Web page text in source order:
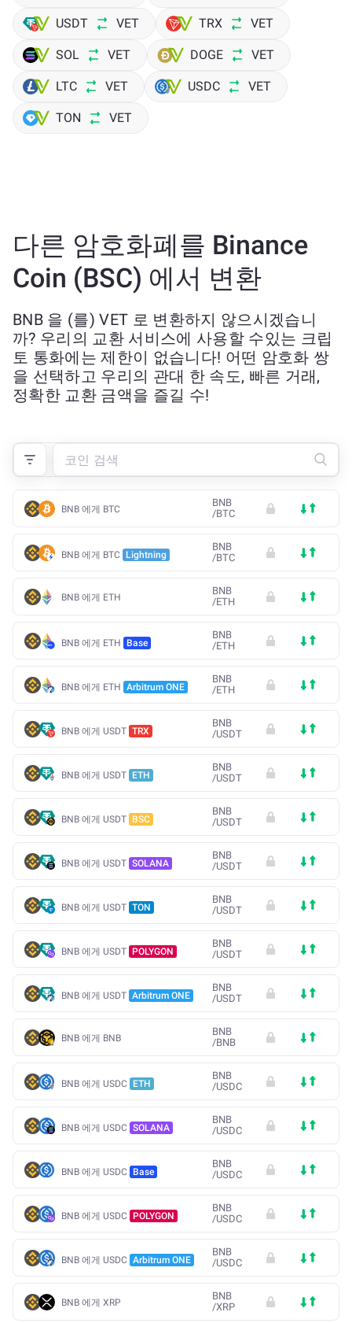
USDT VET TRX VET
SOL VET DOGE VET
LTC VET USDC VET
TON VET
다른 암호화폐를 Binance
Coin (BSC) 에서 변환
BNB 을 (를) VET 로 변환하지 않으시겠습니
까? 우리의 교환 서비스에 사용할 수있는 크립
토 통화에는 제한이 없습니다! 어떤 암호화 쌍
을 선택하고 우리의 관대 한 속도, 빠른 거래,
정확한 교환 금액을 즐길 수!
BNB 에게 BTC
BNB
/BTC
BNB 에게 BTC Lightning
BNB
/BTC
BNB 에게 ETH
BNB
/ETH
BNB 에게 ETH Base
BNB
/ETH
BNB 에게 ETH Arbitrum ONE
BNB
/ETH
BNB 에게 USDT TRX
BNB
/USDT
BNB 에게 USDT ETH
BNB
/USDT
BNB 에게 USDT BSC
BNB
/USDT
BNB 에게 USDT SOLANA
BNB
/USDT
BNB 에게 USDT TON
BNB
/USDT
BNB 에게 USDT POLYGON
BNB
/USDT
BNB 에게 USDT Arbitrum ONE
BNB
/USDT
BNB 에게 BNB
BNB
/BNB
BNB 에게 USDC ETH
BNB
/USDC
BNB 에게 USDC SOLANA
BNB
/USDC
BNB 에게 USDC Base
BNB
/USDC
BNB 에게 USDC POLYGON
BNB
/USDC
BNB 에게 USDC Arbitrum ONE
BNB
/USDC
BNB 에게 XRP
BNB
/XRP